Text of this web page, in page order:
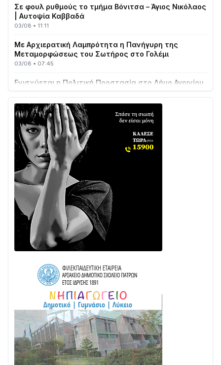
| Αυτοψία Καββαδά
03/08 • 11:11
Μεταμορφώσεως του Σωτήρος στο Γολέμι
03/08 • 07:45
με δύο νέα υδροφόρα οχήματα
02/08 • 18:26
Διαβάστε την «Ναυπακτία» που κυκλοφορεί
31/07 • 08:16
Δωρίδα για Όλους: «Καμία εκχώρηση των νερών
στην ΕΥΔΑΠ»
28/07 • 21:46
Διαβάστε την «Ναυπακτία» που κυκλοφορεί
24/07 • 11:31
ΕΚΤΑΚΤΟ – ΝΑΥΠΑΚΤΙΑ: ΣΥΝΑΓΕΡΜΟΣ ΣΤΗΝ
ΠΥΡΟΣΒΕΣΤΙΚΗ ΓΙΑ ΦΩΤΙΑ ΣΤΟΝ ΑΓΙΟ ΗΛΙΑ ΠΡΙΝ ΤΗ
ΓΡΑΝΙΤΣΑ
24/07 • 11:03
ΤΟ ΠΑΡΤΥ ΣΥΝΕΧΙΖΕΤΑΙ…
Στο σκοτάδι μεγάλο μέρος στο Λυγιά Ναυπάκτου
04/08 • 19:47
Σε τροχιά υλοποίησης η Παράκαμψη του Κέντρου
της Ναυπάκτου
04/08 • 12:08
Σε φουλ ρυθμούς το τμήμα Βόνιτσα – Άγιος Νικόλαος
| Αυτοψία Καββαδά